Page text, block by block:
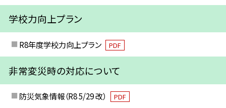
学校力向上プラン
R8年度学校力向上プラン PDF
非常変災時の対応について
防災気象情報（R8 5/29 改） PDF